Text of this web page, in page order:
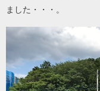
ました・・・。